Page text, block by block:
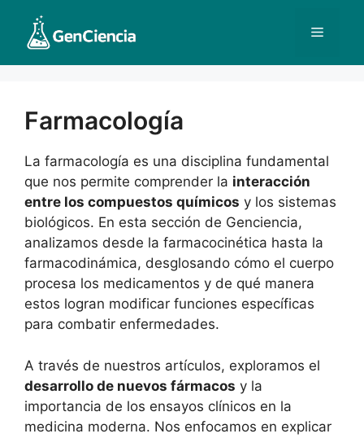
contenido
Menú
Farmacología
La farmacología es una disciplina fundamental
que nos permite comprender la interacción
entre los compuestos químicos y los sistemas
biológicos. En esta sección de Genciencia,
analizamos desde la farmacocinética hasta la
farmacodinámica, desglosando cómo el cuerpo
procesa los medicamentos y de qué manera
estos logran modificar funciones específicas
para combatir enfermedades.
A través de nuestros artículos, exploramos el
desarrollo de nuevos fármacos y la
importancia de los ensayos clínicos en la
medicina moderna. Nos enfocamos en explicar